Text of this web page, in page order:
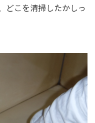
どこを清掃したかしっ